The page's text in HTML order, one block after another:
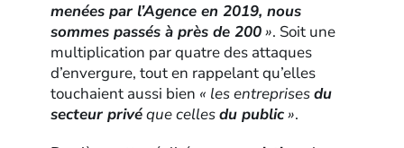
menées par l’Agence en 2019, nous
sommes passés à près de 200». Soit une
multiplication par quatre des attaques
d’envergure, tout en rappelant qu’elles
touchaient aussi bien « les entreprisesdu
secteur privéque cellesdu public».